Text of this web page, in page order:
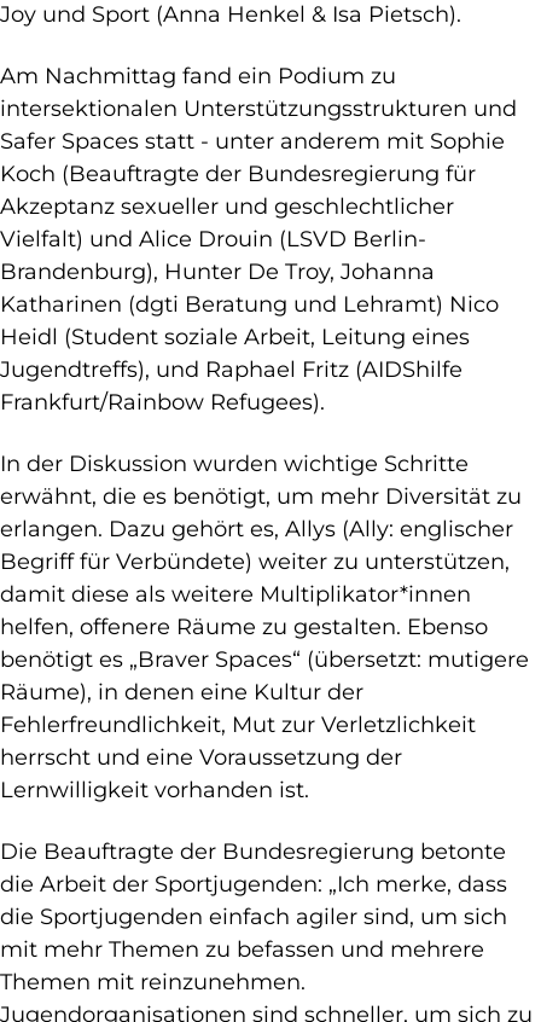
Joy und Sport (Anna Henkel & Isa Pietsch).
Am Nachmittag fand ein Podium zu
intersektionalen Unterstützungsstrukturen und
Safer Spaces statt - unter anderem mit Sophie
Koch (Beauftragte der Bundesregierung für
Akzeptanz sexueller und geschlechtlicher
Vielfalt) und Alice Drouin (LSVD Berlin-
Brandenburg), Hunter De Troy, Johanna
Katharinen (dgti Beratung und Lehramt) Nico
Heidl (Student soziale Arbeit, Leitung eines
Jugendtreffs), und Raphael Fritz (AIDShilfe
Frankfurt/Rainbow Refugees).
In der Diskussion wurden wichtige Schritte
erwähnt, die es benötigt, um mehr Diversität zu
erlangen. Dazu gehört es, Allys (Ally: englischer
Begriff für Verbündete) weiter zu unterstützen,
damit diese als weitere Multiplikator*innen
helfen, offenere Räume zu gestalten. Ebenso
benötigt es „Braver Spaces“ (übersetzt: mutigere
Räume), in denen eine Kultur der
Fehlerfreundlichkeit, Mut zur Verletzlichkeit
herrscht und eine Voraussetzung der
Lernwilligkeit vorhanden ist.
Die Beauftragte der Bundesregierung betonte
die Arbeit der Sportjugenden: „Ich merke, dass
die Sportjugenden einfach agiler sind, um sich
mit mehr Themen zu befassen und mehrere
Themen mit reinzunehmen.
Jugendorganisationen sind schneller, um sich zu